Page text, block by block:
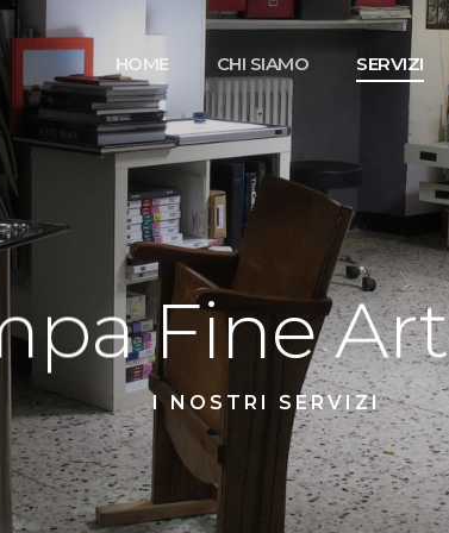
HOME CHI SIAMO SERVIZI
Fine Art
I NOSTRI SERVIZI